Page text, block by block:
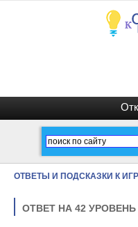
ОТВЕТЫ И ПОДСКАЗКИ К
ОТВЕТ НА 42